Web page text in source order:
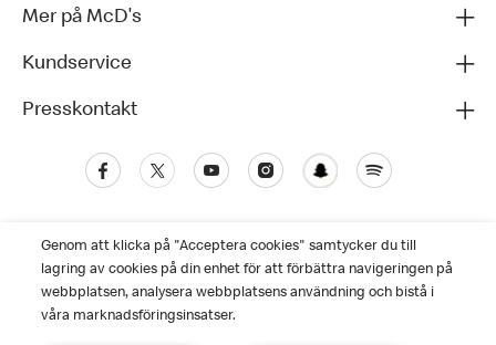
Mer på McD's
Kundservice
Presskontakt
Genom att klicka på "Acceptera cookies" samtycker du till
lagring av cookies på din enhet för att förbättra navigeringen på
webbplatsen, analysera webbplatsens användning och bistå i
våra marknadsföringsinsatser.